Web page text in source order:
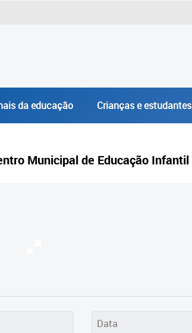
da educação Crianças e estudantes
Municipal de Educação Infantil